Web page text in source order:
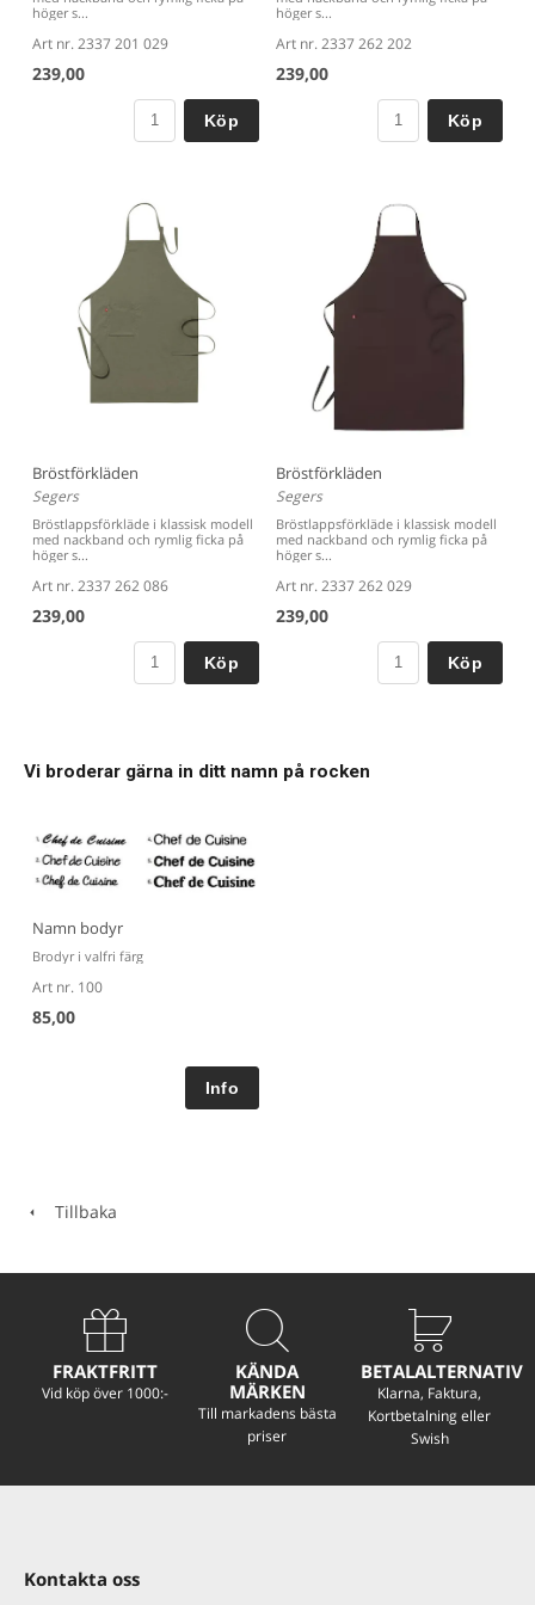
höger s...
Art nr. 2337 201 029
239,00
Köp
höger s...
Art nr. 2337 262 202
239,00
Köp
Bröstförkläden
Segers
Bröstlappsförkläde i klassisk modell
med nackband och rymlig ficka på
höger s...
Art nr. 2337 262 086
239,00
Köp
Bröstförkläden
Segers
Bröstlappsförkläde i klassisk modell
med nackband och rymlig ficka på
höger s...
Art nr. 2337 262 029
239,00
Köp
Vi broderar gärna in ditt namn på rocken
Namn bodyr
Brodyr i valfri färg
Art nr. 100
85,00
Tillbaka
FRAKTFRITT
Vid köp över 1000:-
KÄNDA
MÄRKEN
Till markadens bästa
priser
BETALALTERNATIV
Klarna, Faktura,
Kortbetalning eller
Swish
Kontakta oss